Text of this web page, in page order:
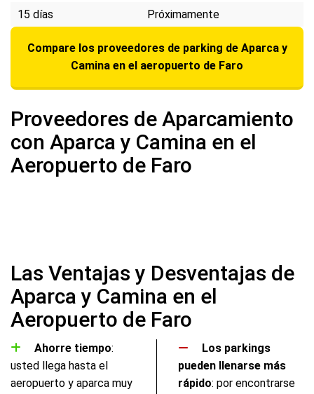
15 días
Próximamente
Compare los proveedores de parking de Aparca y
Camina en el aeropuerto de Faro
Proveedores de Aparcamiento
con Aparca y Camina en el
Aeropuerto de Faro
Las Ventajas y Desventajas de
Aparca y Camina en el
Aeropuerto de Faro
Ahorre tiempo:
usted llega hasta el
aeropuerto y aparca muy
Los parkings
pueden llenarse más
rápido: por encontrarse